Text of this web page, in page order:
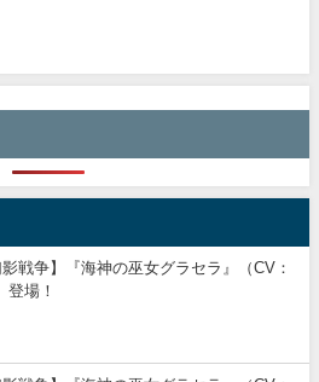
影戦争】『海神の巫女グラセラ』（CV：
登場！